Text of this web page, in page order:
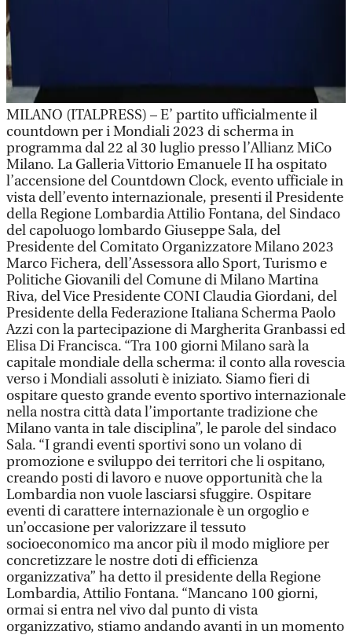
MILANO (ITALPRESS) – E’ partito ufficialmente il
countdown per i Mondiali 2023 di scherma in
programma dal 22 al 30 luglio presso l’Allianz MiCo
Milano. La Galleria Vittorio Emanuele II ha ospitato
l’accensione del Countdown Clock, evento ufficiale in
vista dell’evento internazionale, presenti il Presidente
della Regione Lombardia Attilio Fontana, del Sindaco
del capoluogo lombardo Giuseppe Sala, del
Presidente del Comitato Organizzatore Milano 2023
Marco Fichera, dell’Assessora allo Sport, Turismo e
Politiche Giovanili del Comune di Milano Martina
Riva, del Vice Presidente CONI Claudia Giordani, del
Presidente della Federazione Italiana Scherma Paolo
Azzi con la partecipazione di Margherita Granbassi ed
Elisa Di Francisca. “Tra 100 giorni Milano sarà la
capitale mondiale della scherma: il conto alla rovescia
verso i Mondiali assoluti è iniziato. Siamo fieri di
ospitare questo grande evento sportivo internazionale
nella nostra città data l’importante tradizione che
Milano vanta in tale disciplina”, le parole del sindaco
Sala. “I grandi eventi sportivi sono un volano di
promozione e sviluppo dei territori che li ospitano,
creando posti di lavoro e nuove opportunità che la
Lombardia non vuole lasciarsi sfuggire. Ospitare
eventi di carattere internazionale è un orgoglio e
un’occasione per valorizzare il tessuto
socioeconomico ma ancor più il modo migliore per
concretizzare le nostre doti di efficienza
organizzativa” ha detto il presidente della Regione
Lombardia, Attilio Fontana. “Mancano 100 giorni,
ormai si entra nel vivo dal punto di vista
organizzativo, stiamo andando avanti in un momento